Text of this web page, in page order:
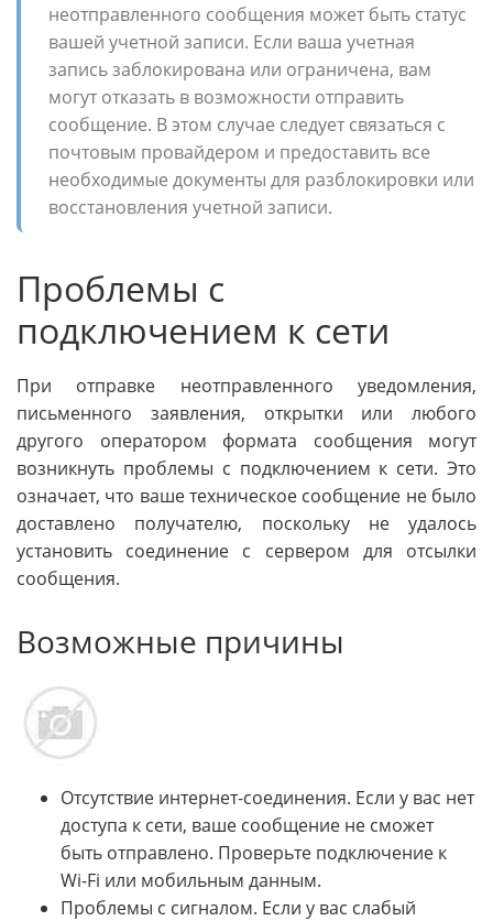
неотправленного сообщения может быть статус
вашей учетной записи. Если ваша учетная
запись заблокирована или ограничена, вам
могут отказать в возможности отправить
сообщение. В этом случае следует связаться с
почтовым провайдером и предоставить все
необходимые документы для разблокировки или
восстановления учетной записи.
Проблемы с
подключением к сети
При отправке неотправленного уведомления,
письменного заявления, открытки или любого
другого оператором формата сообщения могут
возникнуть проблемы с подключением к сети. Это
означает, что ваше техническое сообщение не было
доставлено получателю, поскольку не удалось
установить соединение с сервером для отсылки
сообщения.
Возможные причины
Отсутствие интернет-соединения. Если у вас нет
доступа к сети, ваше сообщение не сможет
быть отправлено. Проверьте подключение к
Wi-Fi или мобильным данным.
Проблемы с сигналом. Если у вас слабый